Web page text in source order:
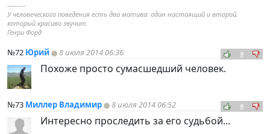
----------
У человеческого поведения есть два мотива: один настоящий и второй,
который красиво звучит.
Генри Форд
№72 Юрий 8 июля 2014 06:36 0
Похоже просто сумасшедший человек.
№73 Миллер Владимир 8 июля 2014 06:52 0
Интересно проследить за его судьбой...